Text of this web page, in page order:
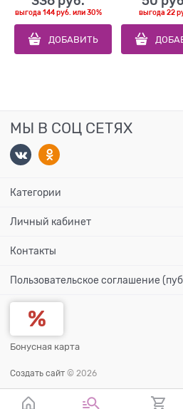
выгода 144 руб. или30%
ДОБАВИТЬ
выгода 22
МЫ В СОЦ СЕТЯХ
Категории
Личный кабинет
Контакты
Пользовательское соглашение
Бонусная карта
Создать сайт © 2026